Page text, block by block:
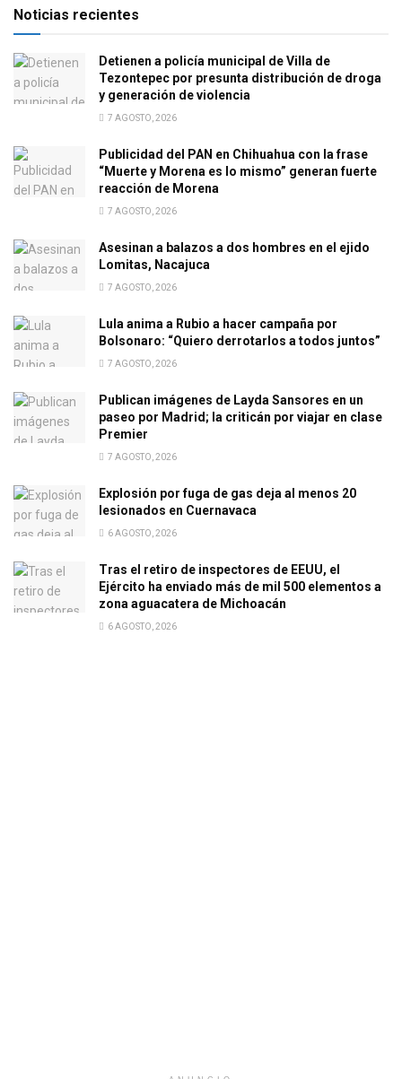
Noticias recientes
Detienen a policía municipal de Villa de
Tezontepec por presunta distribución de droga
y generación de violencia
7 AGOSTO, 2026
Publicidad del PAN en Chihuahua con la frase
“Muerte y Morena es lo mismo” generan fuerte
reacción de Morena
7 AGOSTO, 2026
Asesinan a balazos a dos hombres en el ejido
Lomitas, Nacajuca
7 AGOSTO, 2026
Lula anima a Rubio a hacer campaña por
Bolsonaro: “Quiero derrotarlos a todos juntos”
7 AGOSTO, 2026
Publican imágenes de Layda Sansores en un
paseo por Madrid; la criticán por viajar en clase
Premier
7 AGOSTO, 2026
Explosión por fuga de gas deja al menos 20
lesionados en Cuernavaca
6 AGOSTO, 2026
Tras el retiro de inspectores de EEUU, el
Ejército ha enviado más de mil 500 elementos a
zona aguacatera de Michoacán
6 AGOSTO, 2026